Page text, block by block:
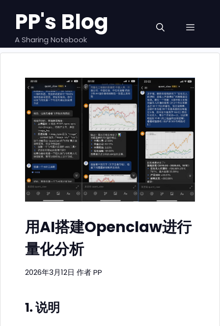
PP's Blog
A Sharing Notebook
菜
用AI搭建Openclaw进行
量化分析
2026年3月12日 作者PP
1. 说明